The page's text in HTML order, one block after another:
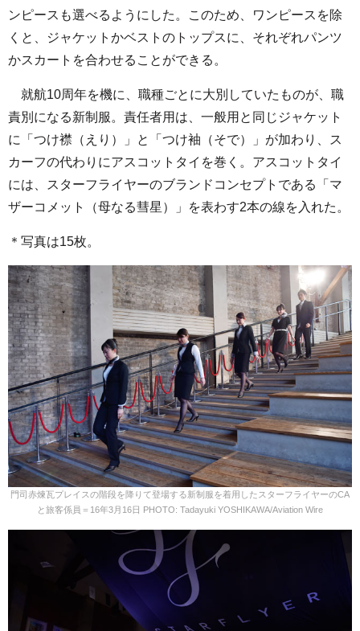
ンピースも選べるようにした。このため、ワンピースを除
くと、ジャケットかベストのトップスに、それぞれパンツ
かスカートを合わせることができる。
就航10周年を機に、職種ごとに大別していたものが、職
責別になる新制服。責任者用は、一般用と同じジャケット
に「つけ襟（えり）」と「つけ袖（そで）」が加わり、ス
カーフの代わりにアスコットタイを巻く。アスコットタイ
には、スターフライヤーのブランドコンセプトである「マ
ザーコメット（母なる彗星）」を表わす2本の線を入れた。
＊写真は15枚。
門司赤煉瓦プレイスの階段を降りて登場する新制服を着用したスターフライヤーのCA
と旅客係員＝16年3月16日 PHOTO: Tadayuki YOSHIKAWA/Aviation Wire